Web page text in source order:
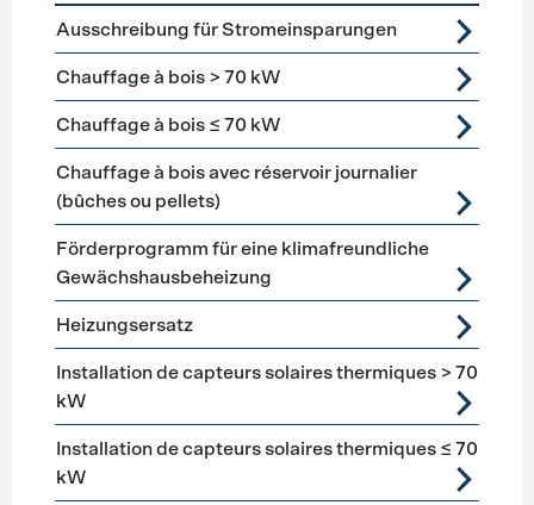
Förderprogramme Wärmeerzeugung
Ausschreibung für Stromeinsparungen
Chauffage à bois > 70 kW
Chauffage à bois ≤ 70 kW
Chauffage à bois avec réservoir journalier
(bûches ou pellets)
Förderprogramm für eine klimafreundliche
Gewächshausbeheizung
Heizungsersatz
Installation de capteurs solaires thermiques > 70
kW
Installation de capteurs solaires thermiques ≤ 70
kW